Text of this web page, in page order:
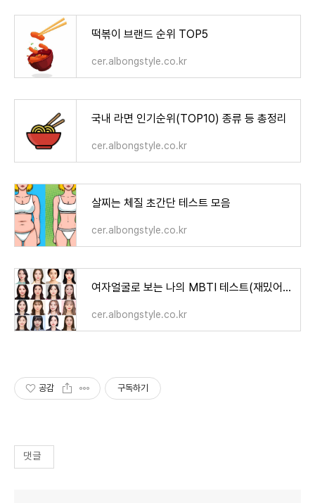
떡볶이 브랜드 순위 TOP5
cer.albongstyle.co.kr
국내 라면 인기순위(TOP10) 종류 등 총정리
cer.albongstyle.co.kr
살찌는 체질 초간단 테스트 모음
cer.albongstyle.co.kr
여자얼굴로 보는 나의 MBTI 테스트(재밌어요)
cer.albongstyle.co.kr
공감 구독하기
댓글